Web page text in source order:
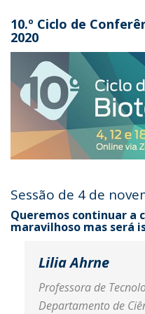
10.º Ciclo de
2020
Sessão de 4 de
Queremos continuar a
maravilhoso mas será
Lilia Ahrne
Professora de
Departamento de